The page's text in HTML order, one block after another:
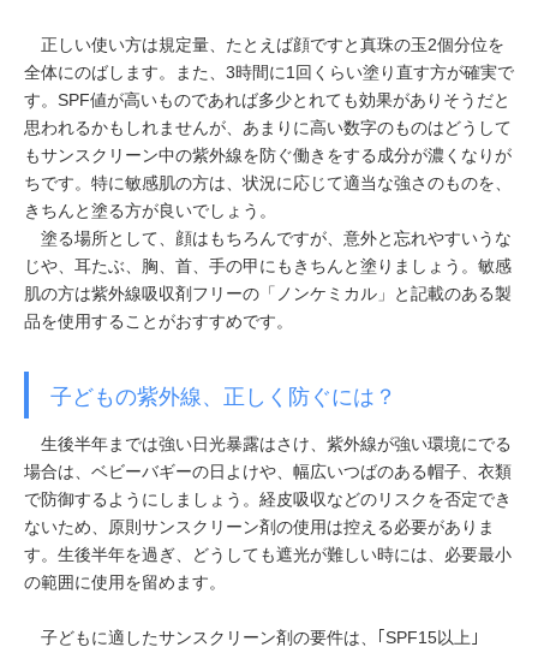
正しい使い方は規定量、たとえば顔ですと真珠の玉2個分位を
全体にのばします。また、3時間に1回くらい塗り直す方が確実で
す。SPF値が高いものであれば多少とれても効果がありそうだと
思われるかもしれませんが、あまりに高い数字のものはどうして
もサンスクリーン中の紫外線を防ぐ働きをする成分が濃くなりが
ちです。特に敏感肌の方は、状況に応じて適当な強さのものを、
きちんと塗る方が良いでしょう。
塗る場所として、顔はもちろんですが、意外と忘れやすいうな
じや、耳たぶ、胸、首、手の甲にもきちんと塗りましょう。敏感
肌の方は紫外線吸収剤フリーの「ノンケミカル」と記載のある製
品を使用することがおすすめです。
子どもの紫外線、正しく防ぐには？
生後半年までは強い日光暴露はさけ、紫外線が強い環境にでる
場合は、ベビーバギーの日よけや、幅広いつばのある帽子、衣類
で防御するようにしましょう。経皮吸収などのリスクを否定でき
ないため、原則サンスクリーン剤の使用は控える必要がありま
す。生後半年を過ぎ、どうしても遮光が難しい時には、必要最小
の範囲に使用を留めます。
子どもに適したサンスクリーン剤の要件は、｢SPF15以上｣